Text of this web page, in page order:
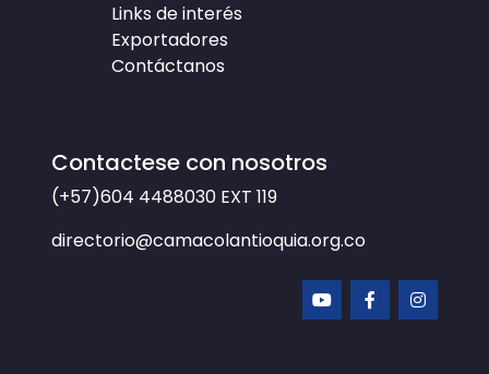
Links de interés
Exportadores
Contáctanos
Contactese con nosotros
(+57)604 4488030 EXT 119
directorio@camacolantioquia.org.co